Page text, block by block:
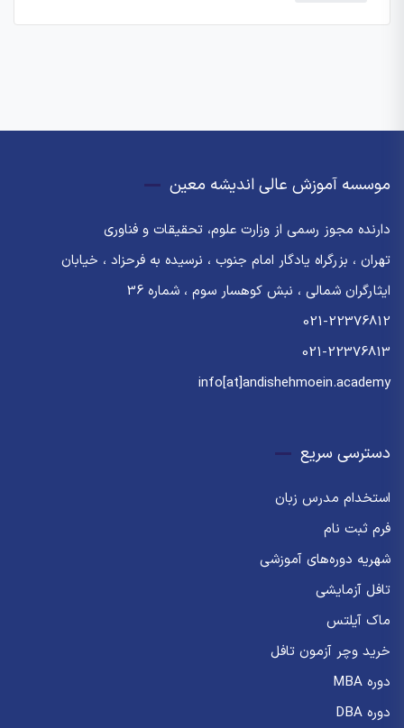
موسسه آموزش عالی اندیشه معین
دارنده مجوز رسمی از وزارت علوم، تحقیقات و فناوری
تهران ، بزرگراه یادگار امام جنوب ، نرسیده به فرحزاد ، خیابان
ایثارگران شمالی ، نبش کوهسار سوم ، شماره 36
021-22376812
021-22376813
info[at]andishehmoein.academy
دسترسی سریع
استخدام مدرس زبان
فرم ثبت نام
شهریه دوره‌های آموزشی
تافل آزمایشی
ماک آیلتس
خرید وچر آزمون تافل
دوره MBA
دوره DBA